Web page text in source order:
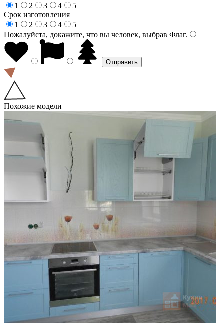
1
2 3 4
5
Срок изготовления
1
2 3 4
5
Пожалуйста, докажите, что вы человек, выбрав Флаг.
Похожие модели